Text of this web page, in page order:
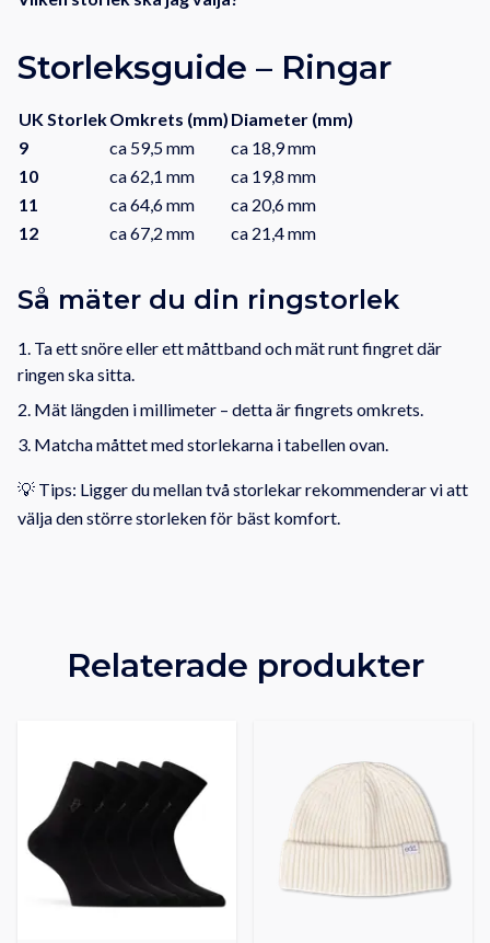
Storleksguide – Ringar
UK StorlekOmkrets (mm) Diameter (mm)
9
ca 59,5 mm
ca 18,9 mm
10
ca 62,1 mm
ca 19,8 mm
11
ca 64,6 mm
ca 20,6 mm
12
ca 67,2 mm ca 21,4 mm
Så mäter du din ringstorlek
Ta ett snöre eller ett måttband och mät runt fingret där
ringen ska sitta.
Mät längden i millimeter – detta är fingrets omkrets.
Matcha måttet med storlekarna i tabellen ovan.
💡 Tips: Ligger du mellan två storlekar rekommenderar vi att
välja den större storleken för bäst komfort.
Relaterade produkter